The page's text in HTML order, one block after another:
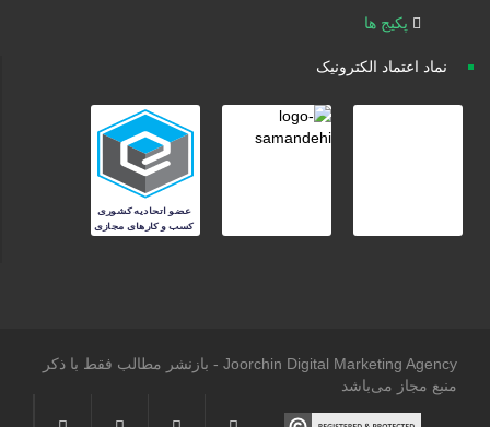
پکیج ها
نماد اعتماد الکترونیک
Joorchin Digital Marketing Agency - بازنشر مطالب فقط با ذکر
منبع مجاز می‌باشد